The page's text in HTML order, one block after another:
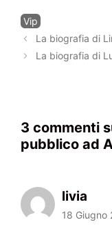
Categorie
Vip
Navigazione
articolo
La biografia di
La biografia di
3 commenti
pubblico ad
livia
18 Giugno